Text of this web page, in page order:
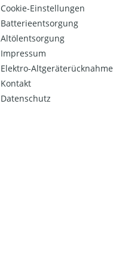
Cookie-Einstellungen
Batterieentsorgung
Altölentsorgung
Impressum
Elektro-Altgeräterücknahme
Kontakt
Datenschutz